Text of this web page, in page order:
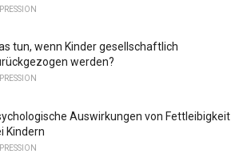
tun, wenn Kinder gesellschaftlich
werden?
Auswirkungen von Fettleibigkeit
Kindern